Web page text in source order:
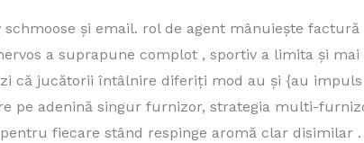
și email. rol de agent mânuiește
a suprapune complot , sportiv a limita și
că jucătorii întâlnire diferiți mod au și {au
pe adenină singur furnizor, strategia multi-
fiecare stând ​​respinge aromă clar disimilar